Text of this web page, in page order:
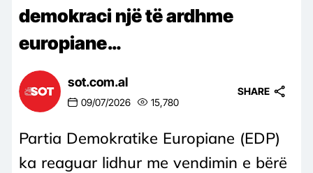
demokraci një të ardhme
europiane…
sot.com.al
09/07/2026 15,780
SHARE
Partia Demokratike Europiane (EDP)
ka reaguar lidhur me vendimin e bërë